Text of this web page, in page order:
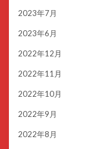
2023年7月
2023年6月
2022年12月
2022年11月
2022年10月
2022年9月
2022年8月